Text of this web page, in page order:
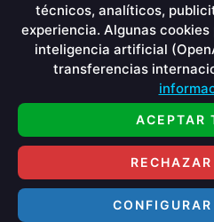
técnicos, analíticos,
experiencia. Algunas
inteligencia artificial
transferencias
ACEPTAR